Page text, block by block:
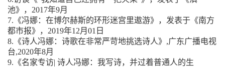
池》，2017年9月
7.《冯娜：在博尔赫斯的环形迷宫里遨游》，发表于《南方
都市报》，2019年12月01日
8.《诗人冯娜：诗歌在非常严苛地挑选诗人》,广东广播电视
台,2020年8月
9.《名家专访| 诗人冯娜：我写诗，并过着普通人的生